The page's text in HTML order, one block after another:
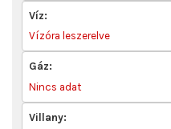
Víz:
Vízóra leszerelve
Gáz:
Nincs adat
Villany: